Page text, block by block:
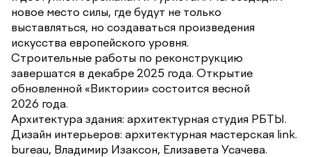
новое место силы, где будут не только
выставляться, но создаваться произведения
искусства европейского уровня.
Строительные работы по реконструкцию
завершатся в декабре 2025 года. Открытие
обновленной «Виктории» состоится весной
2026 года.
Архитектура здания: архитектурная студия РБТЫ.
Дизайн интерьеров: архитектурная мастерская link.
bureau, Владимир Изаксон, Елизавета Усачева.